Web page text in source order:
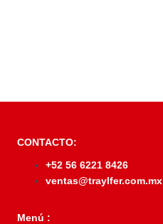
CONTACTO:
+52 56 6221 8426
ventas@traylfer.com.mx
Menú :